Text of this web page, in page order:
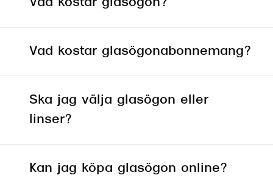
Vad kostar glasögon?
Vad kostar glasögonabonnemang?
Ska jag välja glasögon eller
linser?
Kan jag köpa glasögon online?